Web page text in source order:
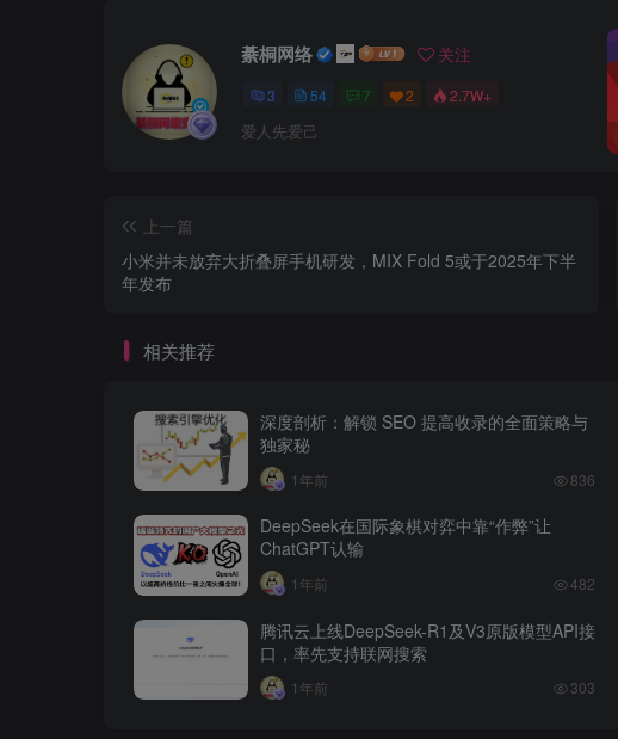
綦桐网络 关注
3 54 7 2 2.7W+
爱人先爱己
上一篇
小米并未放弃大折叠屏手机研发，MIX Fold 5或于2025年下半
年发布
相关推荐
深度剖析：解锁 SEO 提高收录的全面策略与
独家秘
1年前 836
DeepSeek在国际象棋对弈中靠“作弊”让
ChatGPT认输
1年前 482
腾讯云上线DeepSeek-R1及V3原版模型API接
口，率先支持联网搜索
1年前 303